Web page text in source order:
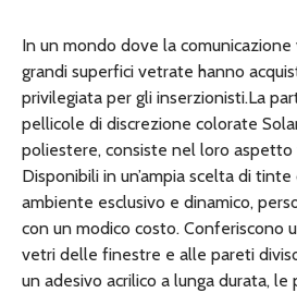
In un mondo dove la comunicazione
grandi superfici vetrate hanno
privilegiata per gli inserzionisti.La
pellicole di discrezione colorate
poliestere, consiste nel loro
Disponibili in un’ampia scelta di
ambiente esclusivo e dinamico,
con un modico costo. Conferiscono
vetri delle finestre e alle pareti
un adesivo acrilico a lunga durata,